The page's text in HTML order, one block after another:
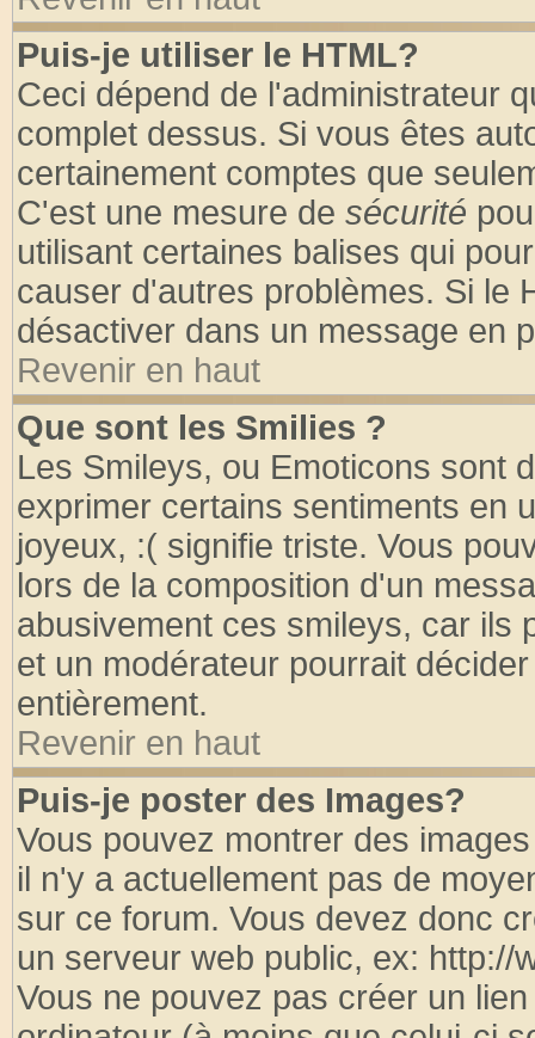
Puis-je utiliser le HTML?
Ceci dépend de l'administrateur
complet dessus. Si vous êtes
certainement comptes que
C'est une mesure de sécurité
utilisant certaines balises qui
causer d'autres problèmes. Si le
désactiver dans un message en
Revenir en haut
Que sont les Smilies ?
Les Smileys, ou Emoticons sont
exprimer certains sentiments en
joyeux, :( signifie triste. Vous
lors de la composition d'un
abusivement ces smileys, car ils
et un modérateur pourrait
entièrement.
Revenir en haut
Puis-je poster des Images?
Vous pouvez montrer des
il n'y a actuellement pas de
sur ce forum. Vous devez donc
un serveur web public, ex: http://
Vous ne pouvez pas créer un